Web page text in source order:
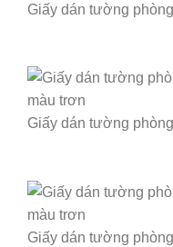
Giấy dán tường
Giấy dán tường
Giấy dán tường